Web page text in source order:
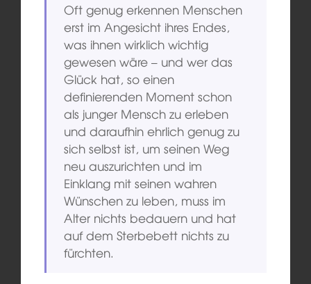
Oft genug erkennen Menschen
erst im Angesicht ihres Endes,
was ihnen wirklich wichtig
gewesen wäre – und wer das
Glück hat, so einen
definierenden Moment schon
als junger Mensch zu erleben
und daraufhin ehrlich genug zu
sich selbst ist, um seinen Weg
neu auszurichten und im
Einklang mit seinen wahren
Wünschen zu leben, muss im
Alter nichts bedauern und hat
auf dem Sterbebett nichts zu
fürchten.